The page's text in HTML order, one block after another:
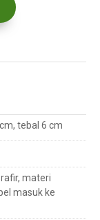
tebal 6 cm
materi
masuk ke